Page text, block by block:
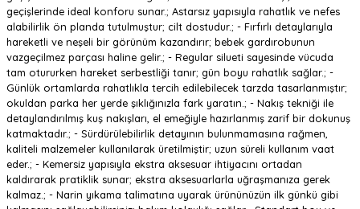
geçişlerinde ideal konforu sunar.; Astarsız yapısıyla rahatlık ve nefes
alabilirlik ön planda tutulmuştur; cilt dostudur.; - Fırfırlı detaylarıyla
hareketli ve neşeli bir görünüm kazandırır; bebek gardırobunun
vazgeçilmez parçası haline gelir.; - Regular silueti sayesinde vücuda
tam otururken hareket serbestliği tanır; gün boyu rahatlık sağlar.; -
Günlük ortamlarda rahatlıkla tercih edilebilecek tarzda tasarlanmıştır;
okuldan parka her yerde şıklığınızla fark yaratın.; - Nakış tekniği ile
detaylandırılmış kuş nakışları, el emeğiyle hazırlanmış zarif bir dokunuş
katmaktadır.; - Sürdürülebilirlik detayının bulunmamasına rağmen,
kaliteli malzemeler kullanılarak üretilmiştir; uzun süreli kullanım vaat
eder.; - Kemersiz yapısıyla ekstra aksesuar ihtiyacını ortadan
kaldırarak pratiklik sunar; ekstra aksesuarlarla uğraşmanıza gerek
kalmaz.; - Narin yıkama talimatına uyarak ürününüzün ilk günkü gibi